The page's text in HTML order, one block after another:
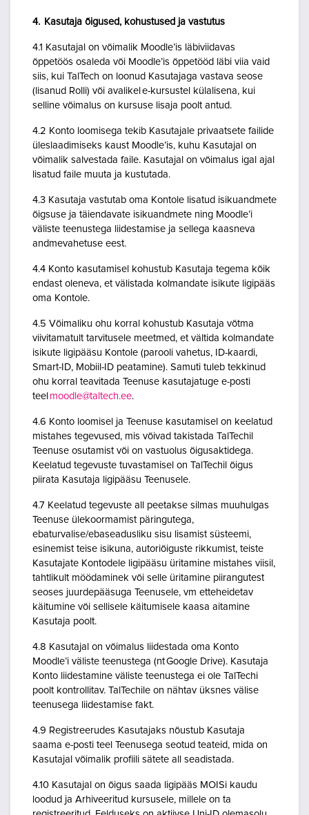
4. Kasutaja õigused, kohustused ja vastutus
4.1 Kasutajal on võimalik Moodle’is läbiviidavas
õppetöös osaleda või Moodle’is õppetööd läbi viia vaid
siis, kui TalTech on loonud Kasutajaga vastava seose
(lisanud Rolli) või avalikel e-kursustel külalisena, kui
selline võimalus on kursuse lisaja poolt antud.
4.2 Konto loomisega tekib Kasutajale privaatsete failide
üleslaadimiseks kaust Moodle’is, kuhu Kasutajal on
võimalik salvestada faile. Kasutajal on võimalus igal ajal
lisatud faile muuta ja kustutada.
4.3 Kasutaja vastutab oma Kontole lisatud isikuandmete
õigsuse ja täiendavate isikuandmete ning Moodle’i
väliste teenustega liidestamise ja sellega kaasneva
andmevahetuse eest.
4.4 Konto kasutamisel kohustub Kasutaja tegema kõik
endast oleneva, et välistada kolmandate isikute ligipääs
oma Kontole.
4.5 Võimaliku ohu korral kohustub Kasutaja võtma
viivitamatult tarvitusele meetmed, et vältida kolmandate
isikute ligipääsu Kontole (parooli vahetus, ID-kaardi,
Smart-ID, Mobiil-ID peatamine). Samuti tuleb tekkinud
ohu korral teavitada Teenuse kasutajatuge e-posti
teel moodle@taltech.ee.
4.6 Konto loomisel ja Teenuse kasutamisel on keelatud
mistahes tegevused, mis võivad takistada TalTechil
Teenuse osutamist või on vastuolus õigusaktidega.
Keelatud tegevuste tuvastamisel on TalTechil õigus
piirata Kasutaja ligipääsu Teenusele.
4.7 Keelatud tegevuste all peetakse silmas muuhulgas
Teenuse ülekoormamist päringutega,
ebaturvalise/ebaseadusliku sisu lisamist süsteemi,
esinemist teise isikuna, autoriõiguste rikkumist, teiste
Kasutajate Kontodele ligipääsu üritamine mistahes viisil,
tahtlikult möödaminek või selle üritamine piirangutest
seoses juurdepääsuga Teenusele, vm etteheidetav
käitumine või sellisele käitumisele kaasa aitamine
Kasutaja poolt.
4.8 Kasutajal on võimalus liidestada oma Konto
Moodle’i väliste teenustega (nt Google Drive). Kasutaja
Konto liidestamine väliste teenustega ei ole TalTechi
poolt kontrollitav. TalTechile on nähtav üksnes välise
teenusega liidestamise fakt.
4.9 Registreerudes Kasutajaks nõustub Kasutaja
saama e-posti teel Teenusega seotud teateid, mida on
Kasutajal võimalik profiili sätete all seadistada.
4.10 Kasutajal on õigus saada ligipääs MOISi kaudu
loodud ja Arhiveeritud kursusele, millele on ta